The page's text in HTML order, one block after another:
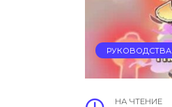
РУКОВОДСТВА
НА ЧТЕНИЕ